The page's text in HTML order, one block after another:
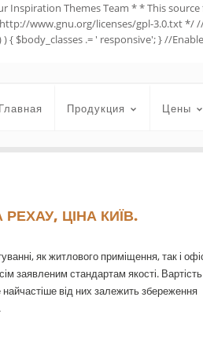
Inspiration Themes Team * * This source
www.gnu.org/licenses/gpl-3.0.txt */
{ $body_classes .= ' responsive'; } //
Главная Продукция Цены
ЦІНА КИЇВ.
як житлового приміщення, так і
заявленим стандартам якості. Вартість
від них залежить збереження